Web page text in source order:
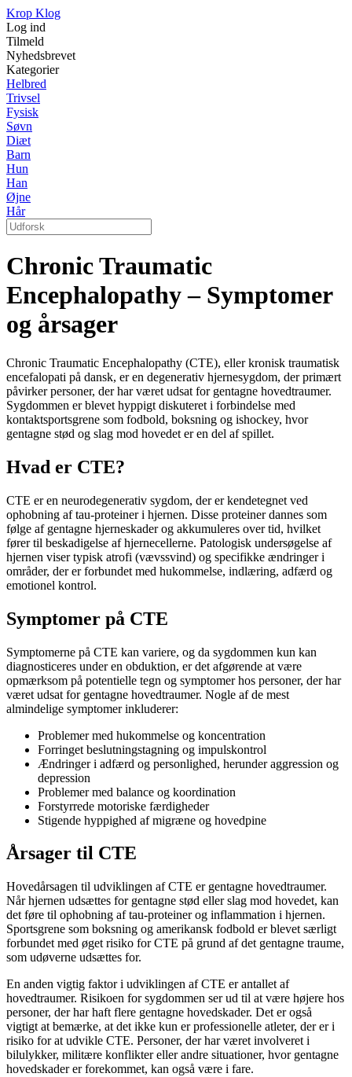
Krop Klog
Log ind
Tilmeld
Nyhedsbrevet
Kategorier
Helbred
Trivsel
Fysisk
Søvn
Diæt
Barn
Hun
Han
Øjne
Hår
Chronic Traumatic
Encephalopathy – Symptomer
og årsager
Chronic Traumatic Encephalopathy (CTE), eller kronisk traumatisk
encefalopati på dansk, er en degenerativ hjernesygdom, der primært
påvirker personer, der har været udsat for gentagne hovedtraumer.
Sygdommen er blevet hyppigt diskuteret i forbindelse med
kontaktsportsgrene som fodbold, boksning og ishockey, hvor
gentagne stød og slag mod hovedet er en del af spillet.
Hvad er CTE?
CTE er en neurodegenerativ sygdom, der er kendetegnet ved
ophobning af tau-proteiner i hjernen. Disse proteiner dannes som
følge af gentagne hjerneskader og akkumuleres over tid, hvilket
fører til beskadigelse af hjernecellerne. Patologisk undersøgelse af
hjernen viser typisk atrofi (vævssvind) og specifikke ændringer i
områder, der er forbundet med hukommelse, indlæring, adfærd og
emotionel kontrol.
Symptomer på CTE
Symptomerne på CTE kan variere, og da sygdommen kun kan
diagnosticeres under en obduktion, er det afgørende at være
opmærksom på potentielle tegn og symptomer hos personer, der har
været udsat for gentagne hovedtraumer. Nogle af de mest
almindelige symptomer inkluderer:
Problemer med hukommelse og koncentration
Forringet beslutningstagning og impulskontrol
Ændringer i adfærd og personlighed, herunder aggression og
depression
Problemer med balance og koordination
Forstyrrede motoriske færdigheder
Stigende hyppighed af migræne og hovedpine
Årsager til CTE
Hovedårsagen til udviklingen af CTE er gentagne hovedtraumer.
Når hjernen udsættes for gentagne stød eller slag mod hovedet, kan
det føre til ophobning af tau-proteiner og inflammation i hjernen.
Sportsgrene som boksning og amerikansk fodbold er blevet særligt
forbundet med øget risiko for CTE på grund af det gentagne traume,
som udøverne udsættes for.
En anden vigtig faktor i udviklingen af CTE er antallet af
hovedtraumer. Risikoen for sygdommen ser ud til at være højere hos
personer, der har haft flere gentagne hovedskader. Det er også
vigtigt at bemærke, at det ikke kun er professionelle atleter, der er i
risiko for at udvikle CTE. Personer, der har været involveret i
bilulykker, militære konflikter eller andre situationer, hvor gentagne
hovedskader er forekommet, kan også være i fare.